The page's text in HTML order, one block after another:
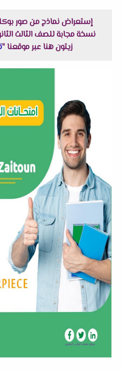
إستعراض نماذج من صور
زيتون هنا عبر موقعنا "